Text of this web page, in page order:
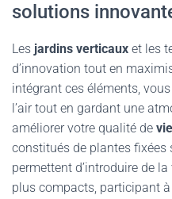
solutions
Les jardins verticaux et les
d’innovation tout en
intégrant ces éléments,
l’air tout en gardant une
améliorer votre qualité de vie
constitués de plantes fixées
permettent d’introduire de
plus compacts, participant